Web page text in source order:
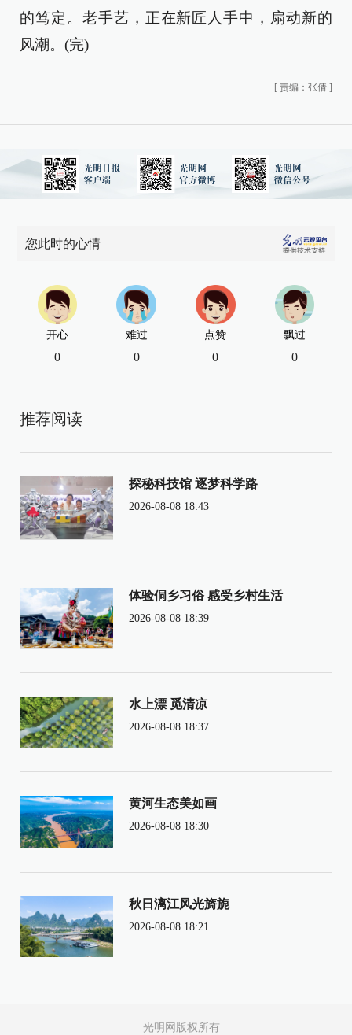
的笃定。老手艺，正在新匠人手中，扇动新的
风潮。(完)
[ 责编：张倩 ]
您此时的心情
开心
0
难过
0
点赞
0
飘过
0
推荐阅读
探秘科技馆 逐梦科学路
2026-08-08 18:43
体验侗乡习俗 感受乡村生活
2026-08-08 18:39
水上漂 觅清凉
2026-08-08 18:37
黄河生态美如画
2026-08-08 18:30
秋日漓江风光旖旎
2026-08-08 18:21
光明网版权所有